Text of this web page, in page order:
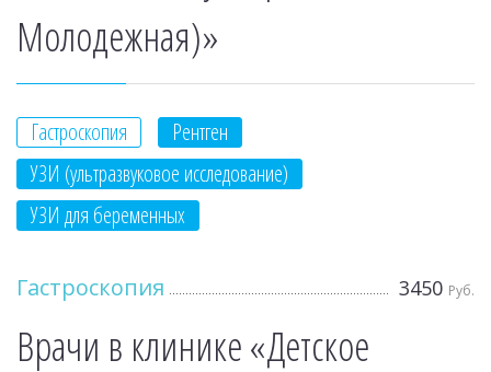
Молодежная)»
Гастроскопия
Рентген
УЗИ (ультразвуковое исследование)
УЗИ для беременных
Гастроскопия 3450 Руб.
Врачи в клинике «Детское